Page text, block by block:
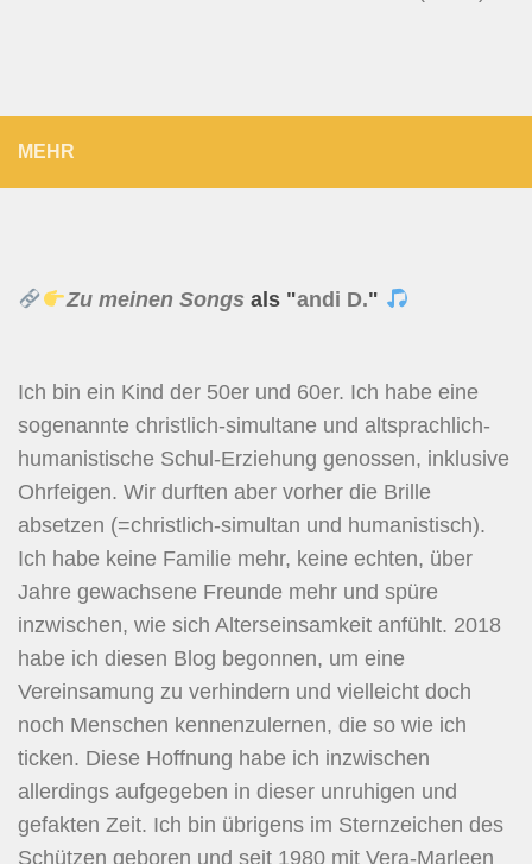
MEHR
Zu meinen Songs als "andi D."
Ich bin ein Kind der 50er und 60er. Ich habe eine
sogenannte christlich-simultane und altsprachlich-
humanistische Schul-Erziehung genossen, inklusive
Ohrfeigen. Wir durften aber vorher die Brille
absetzen (=christlich-simultan und humanistisch).
Ich habe keine Familie mehr, keine echten, über
Jahre gewachsene Freunde mehr und spüre
inzwischen, wie sich Alterseinsamkeit anfühlt. 2018
habe ich diesen Blog begonnen, um eine
Vereinsamung zu verhindern und vielleicht doch
noch Menschen kennenzulernen, die so wie ich
ticken. Diese Hoffnung habe ich inzwischen
allerdings aufgegeben in dieser unruhigen und
gefakten Zeit. Ich bin übrigens im Sternzeichen des
Schützen geboren und seit 1980 mit Vera-Marleen